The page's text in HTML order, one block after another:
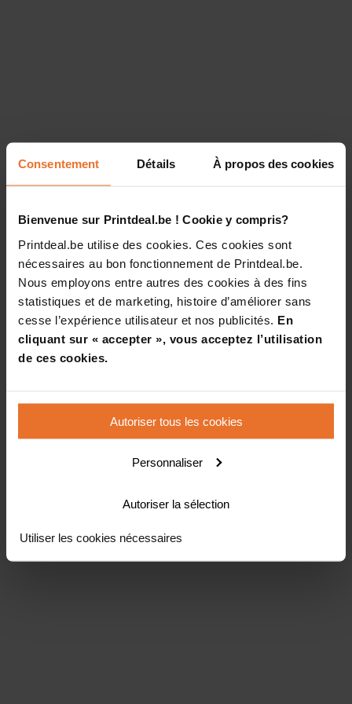
Consentement Détails À propos des cookies
Bienvenue sur Printdeal.be ! Cookie y compris?
Printdeal.be utilise des cookies. Ces cookies sont
nécessaires au bon fonctionnement de Printdeal.be.
Nous employons entre autres des cookies à des fins
statistiques et de marketing, histoire d’améliorer sans
cesse l’expérience utilisateur et nos publicités. En
cliquant sur « accepter », vous acceptez l’utilisation
de ces cookies.
Autoriser tous les cookies
Personnaliser
Autoriser la sélection
Utiliser les cookies nécessaires